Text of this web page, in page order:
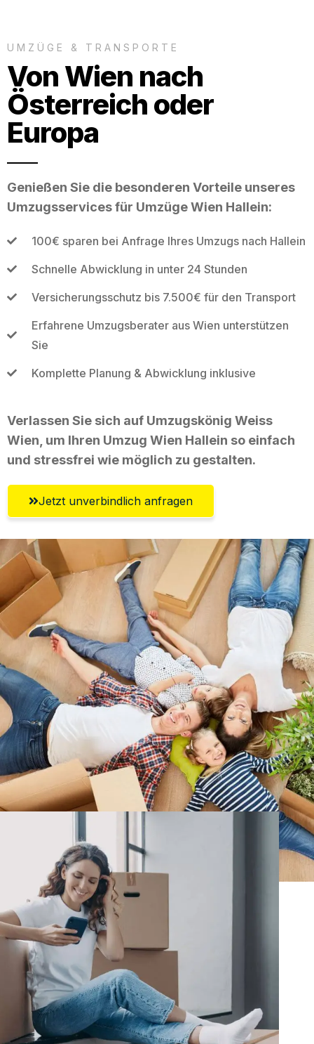
UMZÜGE & TRANSPORTE
Von Wien nach
Österreich oder
Europa
Genießen Sie die besonderen Vorteile unseres
Umzugsservices für Umzüge Wien Hallein:
100€ sparen bei Anfrage Ihres Umzugs nach Hallein
Schnelle Abwicklung in unter 24 Stunden
Versicherungsschutz bis 7.500€ für den Transport
Erfahrene Umzugsberater aus Wien unterstützen
Sie
Komplette Planung & Abwicklung inklusive
Verlassen Sie sich auf Umzugskönig Weiss
Wien, um Ihren Umzug Wien Hallein so einfach
und stressfrei wie möglich zu gestalten.
Jetzt unverbindlich anfragen